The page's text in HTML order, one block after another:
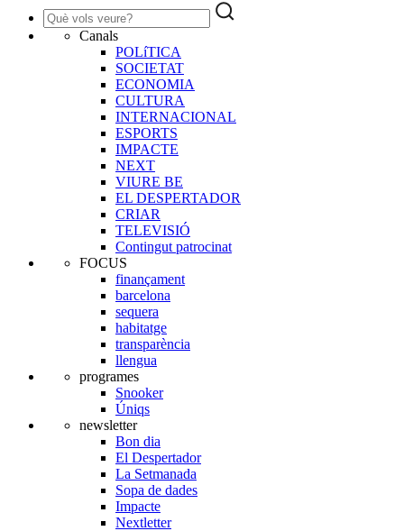
Canals
POLíTICA
SOCIETAT
ECONOMIA
CULTURA
INTERNACIONAL
ESPORTS
IMPACTE
NEXT
VIURE BE
EL DESPERTADOR
CRIAR
TELEVISIÓ
Contingut patrocinat
FOCUS
finançament
barcelona
sequera
habitatge
transparència
llengua
programes
Snooker
Úniqs
newsletter
Bon dia
El Despertador
La Setmanada
Sopa de dades
Impacte
Nextletter